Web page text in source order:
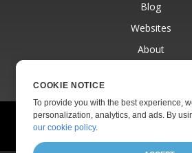
Blog
Websites
About
© Aspose Pty Ltd 2001-2026.All
Privacy Policy
COOKIE NOTICE
To provide you with the best experience,
personalization, analytics, and ads. By
our cookie policy.